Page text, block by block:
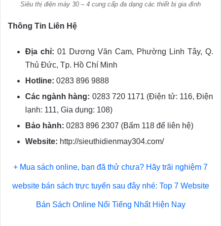
Siêu thị điện máy 30 – 4 cung cấp đa dạng các thiết bị gia đình
Thông Tin Liên Hệ
Địa chỉ: 01 Dương Văn Cam, Phường Linh Tây, Q.
Thủ Đức, Tp. Hồ Chí Minh
Hotline: 0283 896 9888
Các ngành hàng: 0283 720 1171 (Điện tử: 116, Điện
lạnh: 111, Gia dụng: 108)
Bảo hành: 0283 896 2307 (Bấm 118 để liên hệ)
Website: http://sieuthidienmay304.com/
+ Mua sách online, bạn đã thử chưa? Hãy trãi nghiệm 7
website bán sách trực tuyến sau đây nhé: Top 7 Website
Bán Sách Online Nổi Tiếng Nhất Hiện Nay